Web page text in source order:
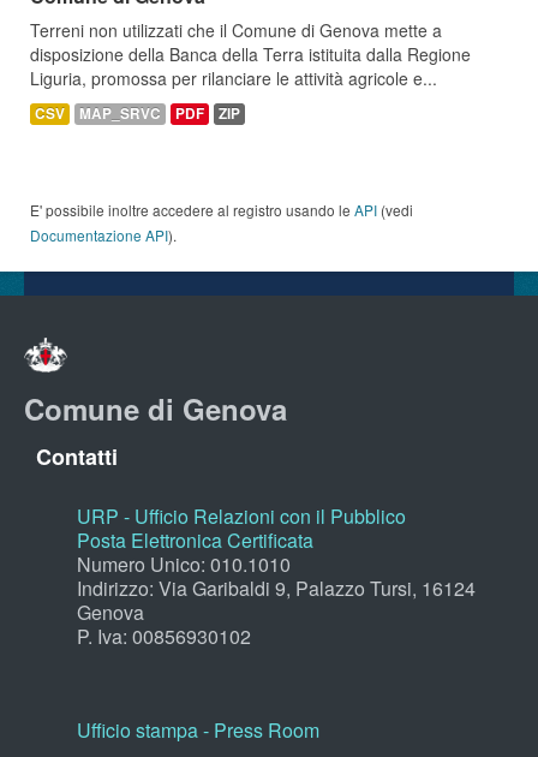
Terreni non utilizzati che il Comune di Genova mette a
disposizione della Banca della Terra istituita dalla Regione
Liguria, promossa per rilanciare le attività agricole e...
CSV MAP_SRVC PDF ZIP
E' possibile inoltre accedere al registro usando le API (vedi
Documentazione API).
Comune di Genova
Contatti
URP - Ufficio Relazioni con il Pubblico
Posta Elettronica Certificata
Numero Unico: 010.1010
Indirizzo: Via Garibaldi 9, Palazzo Tursi, 16124
Genova
P. Iva: 00856930102
Ufficio stampa - Press Room